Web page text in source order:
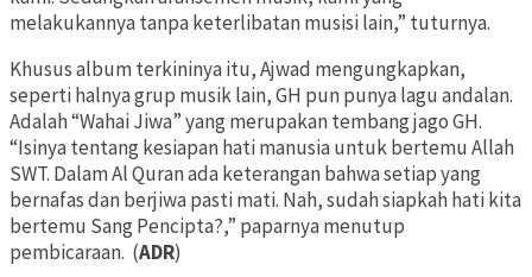
melakukannya tanpa keterlibatan musisi lain,” tuturnya.
Khusus album terkininya itu, Ajwad mengungkapkan,
seperti halnya grup musik lain, GH pun punya lagu andalan.
Adalah “Wahai Jiwa” yang merupakan tembang jago GH.
“Isinya tentang kesiapan hati manusia untuk bertemu Allah
SWT. Dalam Al Quran ada keterangan bahwa setiap yang
bernafas dan berjiwa pasti mati. Nah, sudah siapkah hati kita
bertemu Sang Pencipta?,” paparnya menutup
pembicaraan. (ADR)